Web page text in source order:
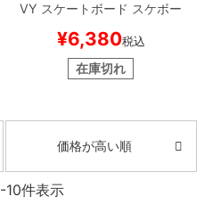
VY スケートボード スケボー
¥6,380税込
在庫切れ
価格が高い順
-10件表示